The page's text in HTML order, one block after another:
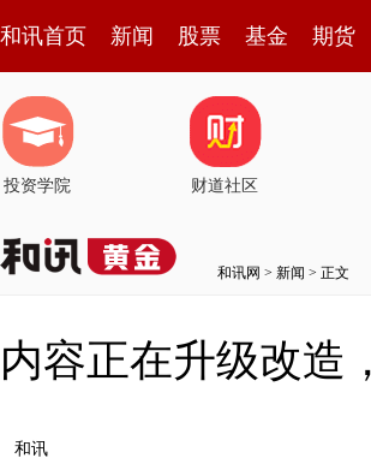
和讯首页 新闻 股票 基金 期货
投资学院 财道社区
和讯网 > 新闻 > 正文
内容正在升级改造
和讯